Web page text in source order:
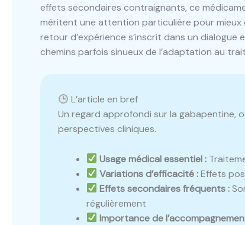
effets secondaires contraignants, ce
méritent une attention particulière pour mieux
retour d’expérience s’inscrit dans un
chemins parfois sinueux de l’adaptation au
L’article en bref
Un regard approfondi sur la gabapentine,
perspectives cliniques.
Usage médical essentiel :
Variations d’efficacité :Effets
Effets secondaires fréquents :
régulièrement
Importance de